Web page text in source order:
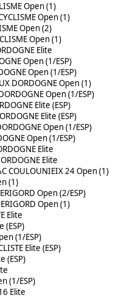
Open (1)
Open (1)
Open (2)
Open (1)
Elite
Open (1/ESP)
Open (1/ESP)
DORDOGNE Open (1)
Open (1/ESP)
Elite (ESP)
Elite (ESP)
Open (1/ESP)
Open (1/ESP)
Elite
Elite
COULOUNIEIX 24 Open (1)
(1)
Open (2/ESP)
Open (1)
Elite
(ESP)
(1/ESP)
Elite (ESP)
(ESP)
(1/ESP)
Elite